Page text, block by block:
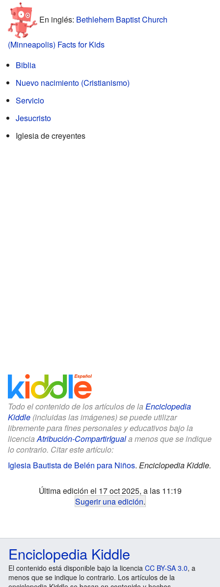
En inglés: Bethlehem Baptist Church
(Minneapolis) Facts for Kids
Biblia
Nuevo nacimiento (Cristianismo)
Servicio
Jesucristo
Iglesia de creyentes
Todo el contenido de los artículos de la Enciclopedia
Kiddle (incluidas las imágenes) se puede utilizar
libremente para fines personales y educativos bajo la
licenciaAtribución-CompartirIguala menos que se indique
lo contrario. Citar este artículo:
Iglesia Bautista de Belén para Niños. Enciclopedia Kiddle.
Última edición el 17 oct 2025, a las 11:19
Sugerir una edición.
Enciclopedia Kiddle
El contenido está disponible bajo la licencia CC BY-SA 3.0, a
menos que se indique lo contrario. Los artículos de la